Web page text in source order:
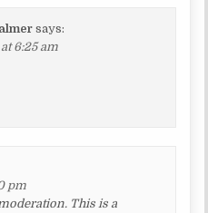
says:
6:25 am
pm
This is a